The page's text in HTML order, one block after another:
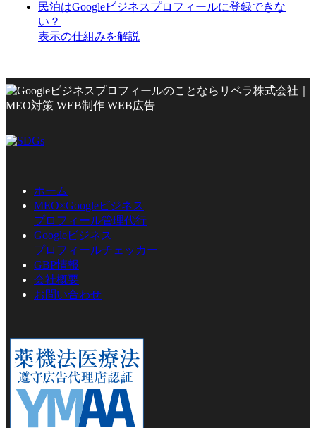
民泊はGoogleビジネスプロフィールに登録できな
い？
表示の仕組みを解説
ホーム
MEO×Googleビジネス
プロフィール管理代行
Googleビジネス
プロフィールチェッカー
GBP情報
会社概要
お問い合わせ